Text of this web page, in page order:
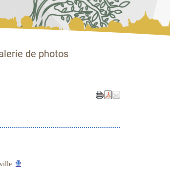
de photos